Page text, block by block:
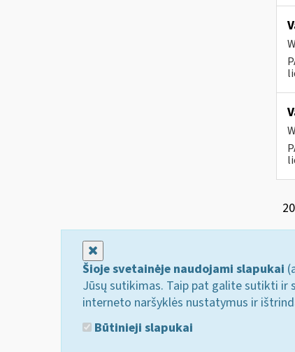
Šioje svetainėje naudojami slapukai
Jūsų sutikimas. Taip pat galite sutikti ir
interneto naršyklės nustatymus ir
Būtinieji slapukai